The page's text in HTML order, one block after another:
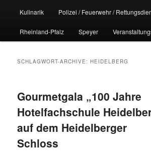
Kulinarik Polizei / Feuerwehr /
Rheinland-Pfalz Speyer
SCHLAGWORT-ARCHIVE:HEIDELBERG
Gourmetgala „100 Jahre
Hotelfachschule
auf dem Heidelberger
Schloss